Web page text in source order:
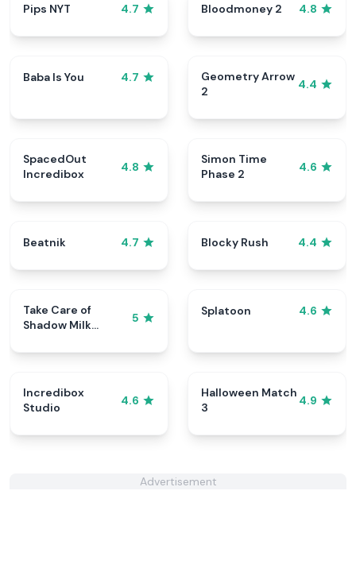
Pips NYT 4.7 Bloodmoney 2 4.8
Baba Is You 4.7
Geometry Arrow
2
4.4
SpacedOut
Incredibox
4.8
Simon Time
Phase 2
4.6
Beatnik 4.7 Blocky Rush 4.4
Take Care of
Shadow Milk
5
Splatoon 4.6
Incredibox
Studio
4.6
Halloween Match
3
4.9
Advertisement